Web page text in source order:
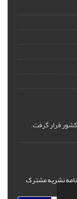
قرار گرفت.
نشریه مشترک